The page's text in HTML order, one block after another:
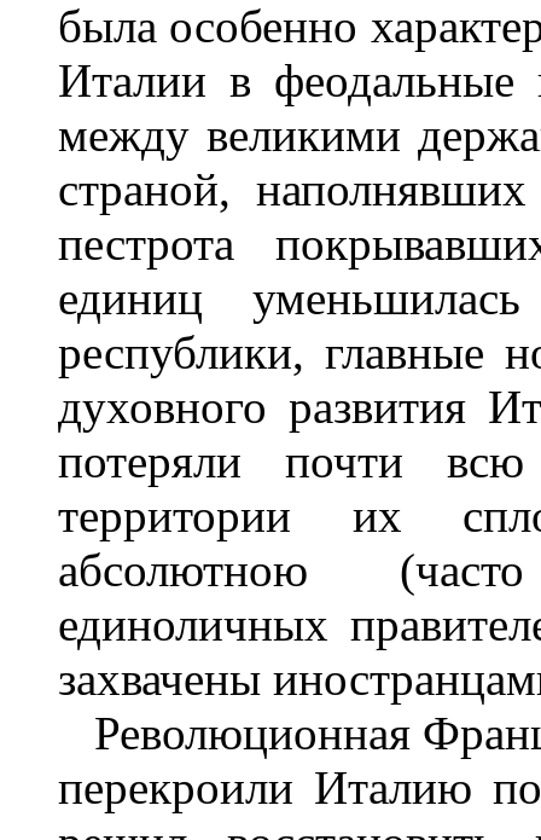
была особенно
Италии в
между великими
страной,
пестрота
единиц
республики, главные
духовного развития
потеряли почти
территории их
абсолютною
единоличных
захвачены
Революционная
перекроили Италию